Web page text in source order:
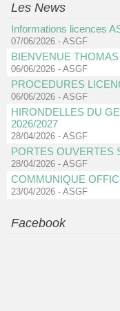
Les News
Informations licences
07/06/2026 - ASGF
BIENVENUE THOMAS
06/06/2026 - ASGF
PROCEDURES
06/06/2026 - ASGF
HIRONDELLES DU
2026/2027
28/04/2026 - ASGF
PORTES OUVERTES
28/04/2026 - ASGF
COMMUNIQUE
23/04/2026 - ASGF
Facebook